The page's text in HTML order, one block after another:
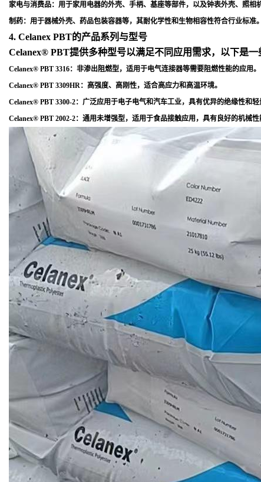
家电与消费品：用于家用电器的外壳、手柄、基座等部件，以及钟表外壳、照相
制药：用于器械外壳、药品包装容器等，其耐化学性和生物相容性符合行业标准。
4. Celanex PBT的产品系列与型号
Celanex® PBT提供多种型号以满足不同应用需求，以下是一
Celanex® PBT 3316：非渗出阻燃型，适用于电气连接器等需要阻燃性能的应用。
Celanex® PBT 3309HR：高强度、高刚性，适合高应力和高温环境。
Celanex® PBT 3300-2：广泛应用于电子电气和汽车工业，具有优异的绝缘性和
Celanex® PBT 2002-2：通用未增强型，适用于食品接触应用，具有良好的机械